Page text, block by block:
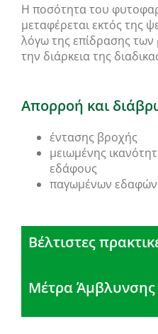
Η ποσότητα του
μεταφέρεται εκτός της
λόγω της επίδρασης
την διάρκεια της
Απορροή και
έντασης βροχής
μειωμένης
εδάφους
παγωμένων εδαφών
Βέλτιστες
Μέτρα Άμβλυνσης